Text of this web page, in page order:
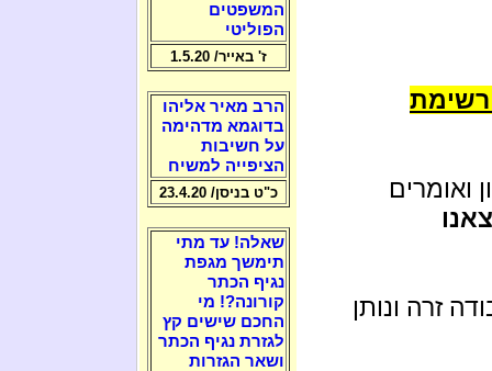
רשימת
ואומרים
זרה ונותן
המשפטים
הפוליטי
ז' באייר/ 1.5.20
הרב מאיר אליהו
בדוגמא מדהימה
על חשיבות
הציפייה למשיח
כ"ט בניסן/ 23.4.20
שאלה! עד מתי
תימשך מגפת
נגיף הכתר
קורונה?! מי
החכם שישים קץ
לגזרת נגיף הכתר
ושאר הגזרות